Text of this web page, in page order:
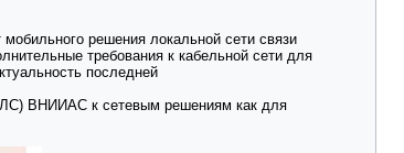
решения локальной сети связи
требования к кабельной сети для
последней
ВНИИАС к сетевым решениям как для